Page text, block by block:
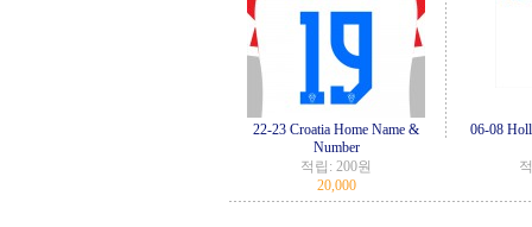
22-23 Croatia Home Name &
Number
적립: 200원
20,000
06-08